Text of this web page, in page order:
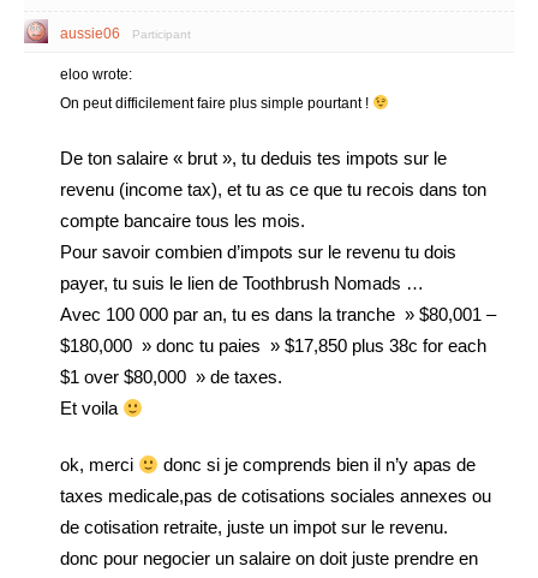
aussie06 Participant
eloo wrote:
On peut difficilement faire plus simple pourtant !
De ton salaire « brut », tu deduis tes impots sur le
revenu (income tax), et tu as ce que tu recois dans ton
compte bancaire tous les mois.
Pour savoir combien d’impots sur le revenu tu dois
payer, tu suis le lien de Toothbrush Nomads …
Avec 100 000 par an, tu es dans la tranche » $80,001 –
$180,000 » donc tu paies » $17,850 plus 38c for each
$1 over $80,000 » de taxes.
Et voila
ok, merci
donc si je comprends bien il n’y apas de
taxes medicale,pas de cotisations sociales annexes ou
de cotisation retraite, juste un impot sur le revenu.
donc pour negocier un salaire on doit juste prendre en